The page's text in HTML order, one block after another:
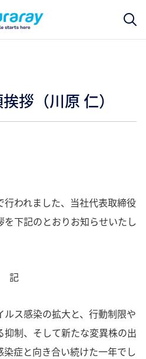
拶（川原 仁）
われました、当社代表取締役
下記のとおりお知らせいたし
記
ス感染の拡大と、行動制限や
抑制、そして新たな変異株の出
症と向き合い続けた一年でし